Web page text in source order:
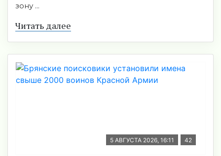
зону ...
Читать далее
5 АВГУСТА 2026, 16:11 42